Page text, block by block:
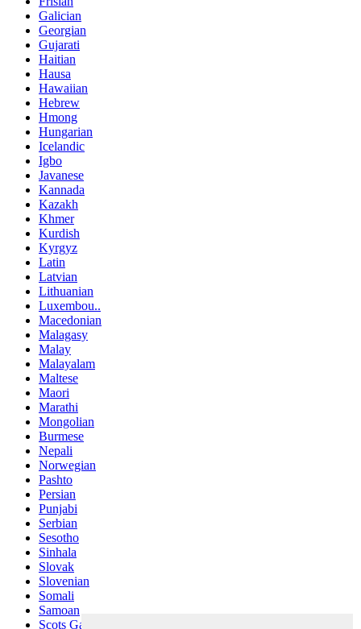
Galician
Georgian
Gujarati
Haitian
Hausa
Hawaiian
Hebrew
Hmong
Hungarian
Icelandic
Igbo
Javanese
Kannada
Kazakh
Khmer
Kurdish
Kyrgyz
Latin
Latvian
Lithuanian
Luxembou..
Macedonian
Malagasy
Malay
Malayalam
Maltese
Maori
Marathi
Mongolian
Burmese
Nepali
Norwegian
Pashto
Persian
Punjabi
Serbian
Sesotho
Sinhala
Slovak
Slovenian
Somali
Samoan
Scots Gaelic